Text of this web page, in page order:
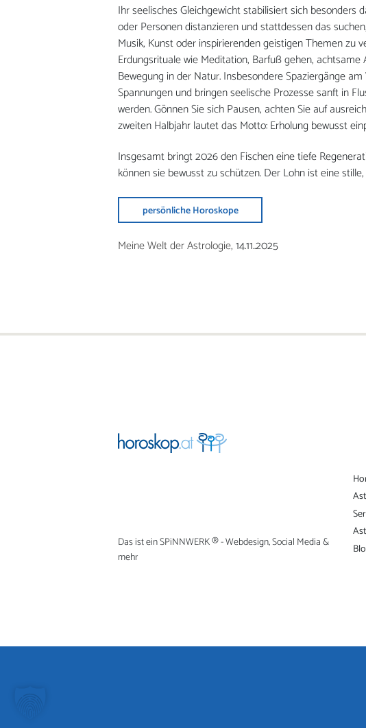
Ihr seelisches Gleichgewicht stabilisiert sich besonders
oder Personen distanzieren und stattdessen das
Musik, Kunst oder inspirierenden geistigen Themen zu
Erdungsrituale wie Meditation, Barfuß gehen,
Bewegung in der Natur. Insbesondere Spaziergänge
Spannungen und bringen seelische Prozesse sanft in
werden. Gönnen Sie sich Pausen, achten Sie auf
zweiten Halbjahr lautet das Motto: Erholung bewusst
Insgesamt bringt 2026 den Fischen eine tiefe
können sie bewusst zu schützen. Der Lohn ist eine
persönliche Horoskope
Meine Welt der Astrologie,14.11..2025
Das ist einSPiNNWERK® - Webdesign, Social Media &
mehr